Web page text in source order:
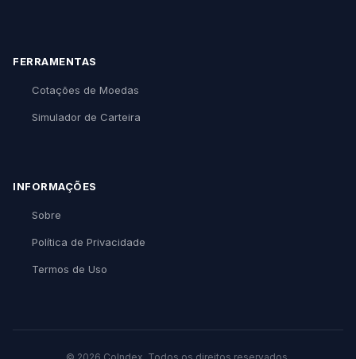
FERRAMENTAS
Cotações de Moedas
Simulador de Carteira
INFORMAÇÕES
Sobre
Política de Privacidade
Termos de Uso